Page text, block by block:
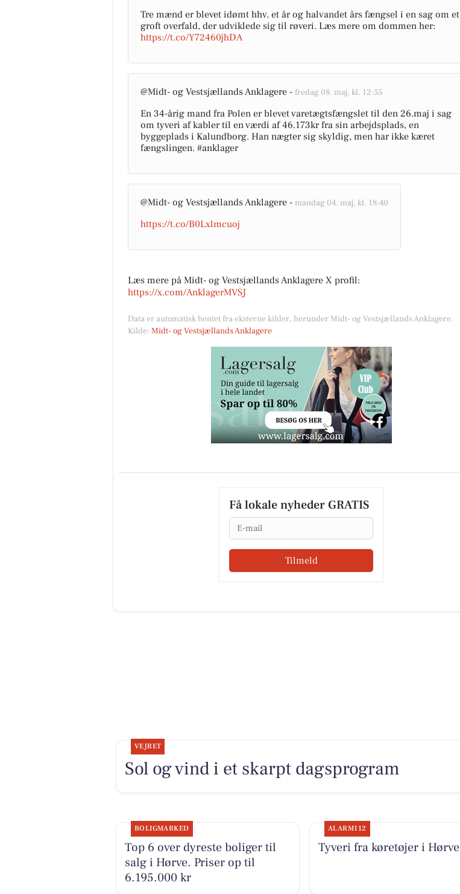
Tre mænd er blevet idømt hhv. et år og halvandet års fængsel i en sag om et
groft overfald, der udviklede sig til røveri. Læs mere om dommen her:
https://t.co/Y72460jhDA
@Midt- og Vestsjællands Anklagere - fredag 08. maj, kl. 12:55
En 34-årig mand fra Polen er blevet varetægtsfængslet til den 26.maj i sag
om tyveri af kabler til en værdi af 46.173kr fra sin arbejdsplads, en
byggeplads i Kalundborg. Han nægter sig skyldig, men har ikke kæret
fængslingen. #anklager
@Midt- og Vestsjællands Anklagere - mandag 04. maj, kl. 18:40
https://t.co/B0Lxlmcuoj
Læs mere på Midt- og Vestsjællands Anklagere X profil:
https://x.com/AnklagerMVSJ
Data er automatisk hentet fra eksterne kilder, herunder Midt- og Vestsjællands Anklagere.
Kilde: Midt- og Vestsjællands Anklagere
Få lokale nyheder GRATIS
Email
Tilmeld
VEJRET
Sol og vind i et skarpt dagsprogram
BOLIGMARKED
Top 6 over dyreste boliger til
salg i Hørve. Priser op til
6.195.000 kr
ALARM112
Tyveri fra køretøjer i Hørve